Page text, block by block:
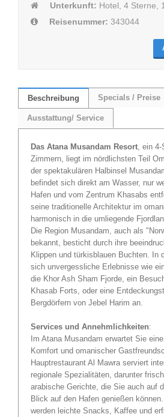
Unterkunft: Hotel, 4 Sterne,
Reisenummer: 343044
Beschreibung Specials / Preise
Ausstattung/ Service
Das Atana Musandam Resort , ein
Zimmern, liegt im nördlichsten Teil
der spektakulären Halbinsel
befindet sich direkt am Wasser, nur
Hafen und vom Zentrum Khasabs
seine traditionelle Architektur im
harmonisch in die umliegende
Die Region Musandam, auch als
bekannt, besticht durch ihre
Klippen und türkisblauen Buchten. In
sich unvergessliche Erlebnisse wie
die Khor Ash Sham Fjorde, ein
Khasab Forts, oder eine
Bergdörfern von Jebel Harim an.
Services und Annehmlichkeiten:
Im Atana Musandam erwartet Sie
Komfort und omanischer
Hauptrestaurant Al Mawra serviert
regionale Spezialitäten, darunter
arabische Gerichte, die Sie auch auf
Blick auf den Hafen genießen
werden leichte Snacks, Kaffee und